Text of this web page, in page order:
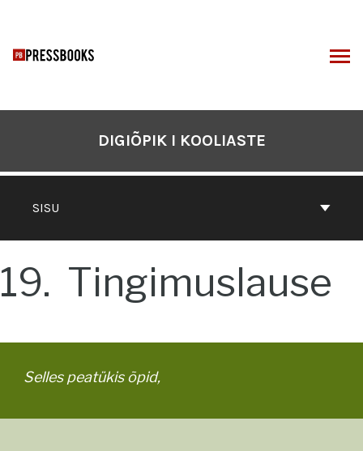
juurde
SISU
DIGIÕPIK I KOOLIASTE
19 Tingimuslause
Selles peatükis õpid,